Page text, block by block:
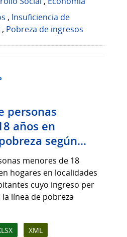
, Insuficiencia de
, Pobreza de ingresos
personas
años en
según...
menores de 18
hogares en localidades
cuyo ingreso per
línea de pobreza
XML